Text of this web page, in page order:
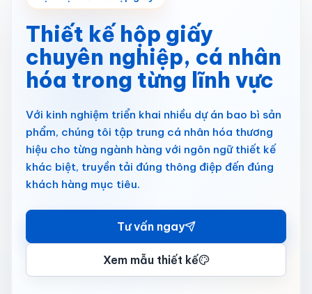
Thiết kế tem nhãn
Thiết kế túi giấy
Kiến thức
Thiết kế hộp giấy
chuyên nghiệp, cá nhân
hóa trong từng lĩnh vực
Với kinh nghiệm triển khai nhiều dự án bao bì sản
phẩm, chúng tôi tập trung cá nhân hóa thương
hiệu cho từng ngành hàng với ngôn ngữ thiết kế
khác biệt, truyền tải đúng thông điệp đến đúng
khách hàng mục tiêu.
Tư vấn ngay
Xem mẫu thiết kế